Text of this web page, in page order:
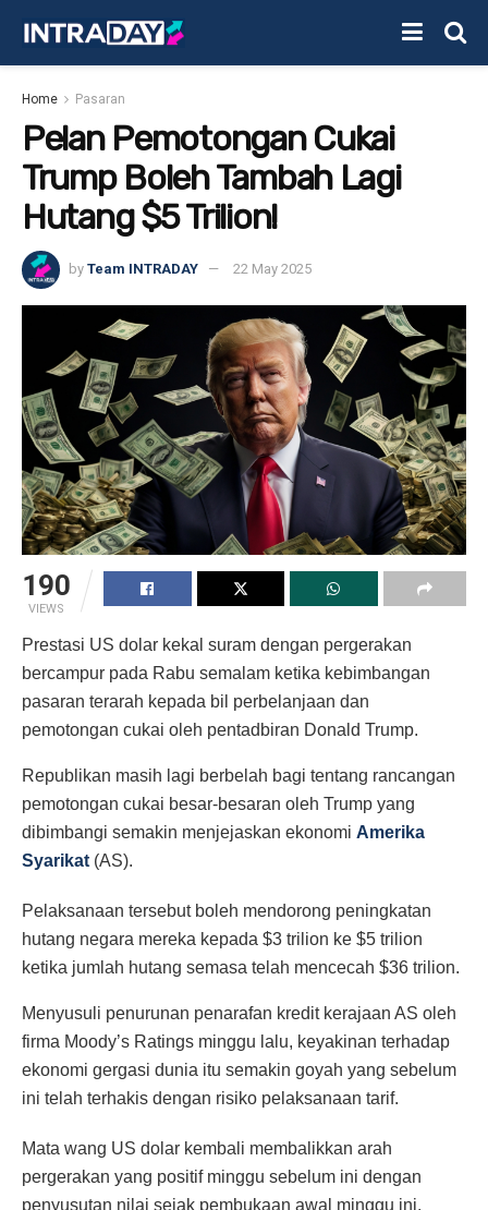
Home Pasaran
Pelan Pemotongan Cukai
Trump Boleh Tambah Lagi
Hutang $5 Trilion!
by Team INTRADAY 22 May 2025
190
VIEWS
Prestasi US dolar kekal suram dengan pergerakan
bercampur pada Rabu semalam ketika kebimbangan
pasaran terarah kepada bil perbelanjaan dan
pemotongan cukai oleh pentadbiran Donald Trump.
Republikan masih lagi berbelah bagi tentang rancangan
pemotongan cukai besar-besaran oleh Trump yang
dibimbangi semakin menjejaskan ekonomi Amerika
Syarikat (AS).
Pelaksanaan tersebut boleh mendorong peningkatan
hutang negara mereka kepada $3 trilion ke $5 trilion
ketika jumlah hutang semasa telah mencecah $36 trilion.
Menyusuli penurunan penarafan kredit kerajaan AS oleh
firma Moody’s Ratings minggu lalu, keyakinan terhadap
ekonomi gergasi dunia itu semakin goyah yang sebelum
ini telah terhakis dengan risiko pelaksanaan tarif.
Mata wang US dolar kembali membalikkan arah
pergerakan yang positif minggu sebelum ini dengan
penyusutan nilai sejak pembukaan awal minggu ini.